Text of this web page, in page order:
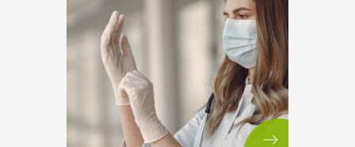
HARC A TÚLÉLÉSÉRT!
Most már nem arról van szó, hogy kényelmetlen
otthon maradni! Vagy meg kell szokni az új
bevásárlási rendet, vagy az otthoni munkát...